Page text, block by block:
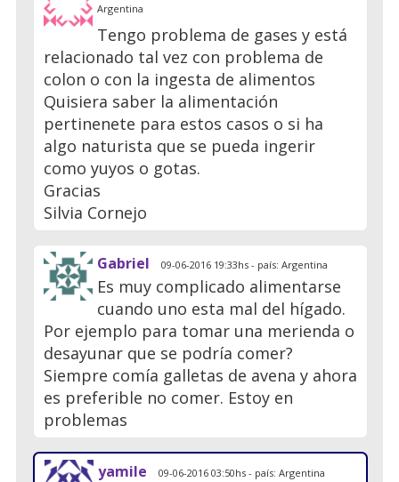
Argentina
Tengo problema de gases y está
relacionado tal vez con problema de
colon o con la ingesta de alimentos
Quisiera saber la alimentación
pertinenete para estos casos o si ha
algo naturista que se pueda ingerir
como yuyos o gotas.
Gracias
Silvia Cornejo
Gabriel 09-06-2016 19:33hs - país: Argentina
Es muy complicado alimentarse
cuando uno esta mal del hígado.
Por ejemplo para tomar una merienda o
desayunar que se podría comer?
Siempre comía galletas de avena y ahora
es preferible no comer. Estoy en
problemas
yamile 09-06-2016 03:50hs - país: Argentina